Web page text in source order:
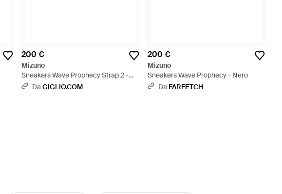
200 €
Mizuno
Sneakers Wave Prophecy Strap 2 -
Bianco
DaGIGLIO.COM
200 €
Mizuno
Sneakers Wave Prophecy - Nero
Da FARFETCH